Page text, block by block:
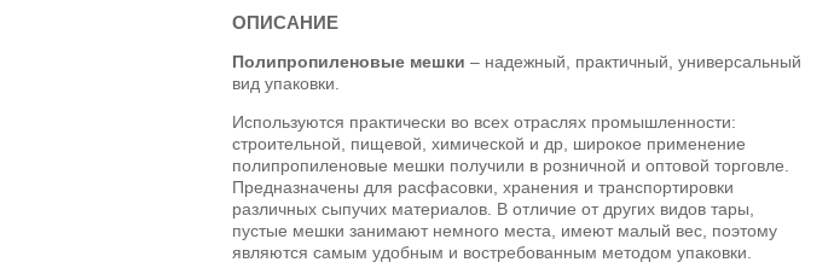
ОПИСАНИЕ
Полипропиленовые мешки – надежный, практичный, универсальный
вид упаковки.
Используются практически во всех отраслях промышленности:
строительной, пищевой, химической и др, широкое применение
полипропиленовые мешки получили в розничной и оптовой торговле.
Предназначены для расфасовки, хранения и транспортировки
различных сыпучих материалов. В отличие от других видов тары,
пустые мешки занимают немного места, имеют малый вес, поэтому
являются самым удобным и востребованным методом упаковки.